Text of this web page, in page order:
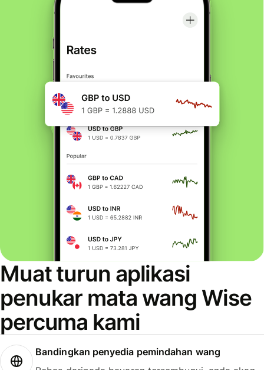
Muat turun aplikasi
penukar mata wang Wise
percuma kami
Bandingkan penyedia pemindahan wang